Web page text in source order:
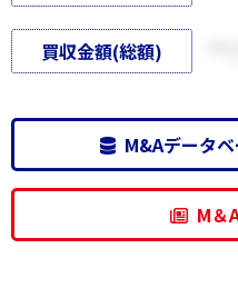
買収金額(総額)
M&Aデータ
M＆